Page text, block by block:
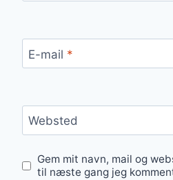
E-mail *
Websted
Gem mit navn, mail og
til næste gang jeg